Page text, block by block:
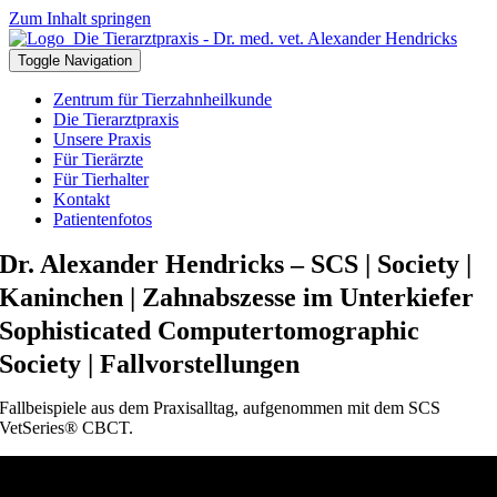
Zum Inhalt springen
Toggle Navigation
Zentrum für Tierzahnheilkunde
Die Tierarztpraxis
Unsere Praxis
Für Tierärzte
Für Tierhalter
Kontakt
Patientenfotos
Dr. Alexander Hendricks – SCS | Society |
Kaninchen | Zahnabszesse im Unterkiefer
Sophisticated Computertomographic
Society | Fallvorstellungen
Fallbeispiele aus dem Praxisalltag, aufgenommen mit dem SCS
VetSeries® CBCT.